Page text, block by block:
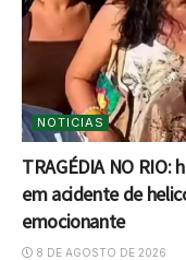
NOTICIAS
TRAGÉDIA NO
em acidente de
emocionante
8 DE AGOSTO DE 2026